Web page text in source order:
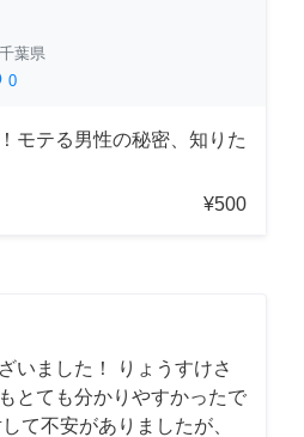
千葉県
0
モテる男性の秘密、知りた
¥500
いました！ りょうすけさ
とても分かりやすかったで
て不安がありましたが、